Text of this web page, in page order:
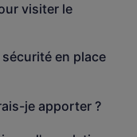
visiter le
en place
je apporter ?